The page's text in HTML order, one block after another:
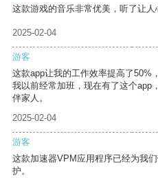
这款游戏的音乐非常优美，听了让人
2025-02-04
游客
这款app让我的工作效率提高了50%
我以前经常加班，现在有了这个app
伴家人。
2025-02-04
游客
这款加速器VPM应用程序已经为我
护。